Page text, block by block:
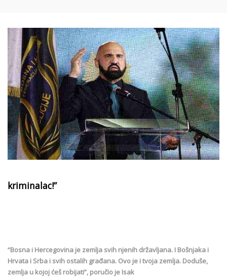
kriminalac!”
“Bosna i Hercegovina je zemlja svih njenih državljana. I Bošnjaka i
Hrvata i Srba i svih ostalih građana. Ovo je i tvoja zemlja. Doduše,
zemlja u kojoj ćeš robijati”, poručio je Isak